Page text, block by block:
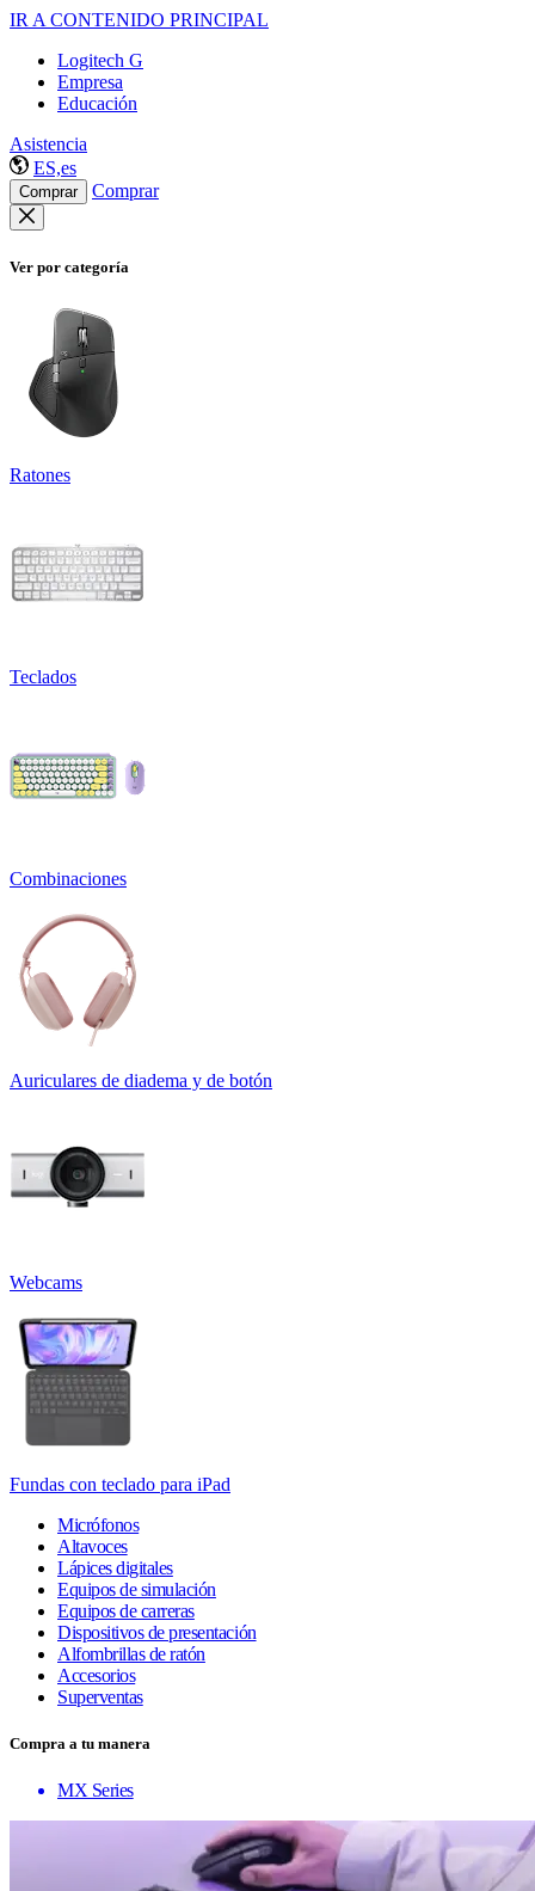
IR A CONTENIDO PRINCIPAL
Logitech G
Empresa
Educación
Asistencia
ES,es
Comprar Comprar
Ver por categoría
Ratones
Teclados
Combinaciones
Auriculares de diadema y de botón
Webcams
Fundas con teclado para iPad
Micrófonos
Altavoces
Lápices digitales
Equipos de simulación
Equipos de carreras
Dispositivos de presentación
Alfombrillas de ratón
Accesorios
Superventas
Compra a tu manera
MX Series